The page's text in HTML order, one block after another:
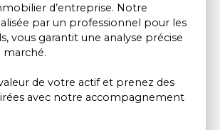
d’entreprise. Notre
par un professionnel pour les
vous garantit une analyse précise
marché.
de votre actif et prenez des
avec notre accompagnement